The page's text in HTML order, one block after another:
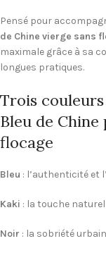
Pensé pour
de Chine vierge sans
maximale grâce à sa
longues pratiques.
Trois
Bleu de
flocage
Bleu : l’authenticité et
Kaki : la touche
Noir : la sobriété